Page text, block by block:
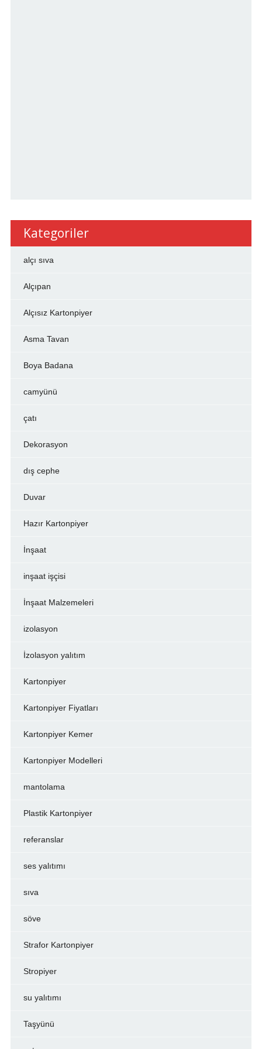
Kategoriler
alçı sıva
Alçıpan
Alçısız Kartonpiyer
Asma Tavan
Boya Badana
camyünü
çatı
Dekorasyon
dış cephe
Duvar
Hazır Kartonpiyer
İnşaat
inşaat işçisi
İnşaat Malzemeleri
izolasyon
İzolasyon yalıtım
Kartonpiyer
Kartonpiyer Fiyatları
Kartonpiyer Kemer
Kartonpiyer Modelleri
mantolama
Plastik Kartonpiyer
referanslar
ses yalıtımı
sıva
söve
Strafor Kartonpiyer
Stropiyer
su yalıtımı
Taşyünü